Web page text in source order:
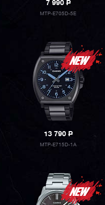
7 990P
MTP-E705D-5E
13 790P
MTP-E715D-1A